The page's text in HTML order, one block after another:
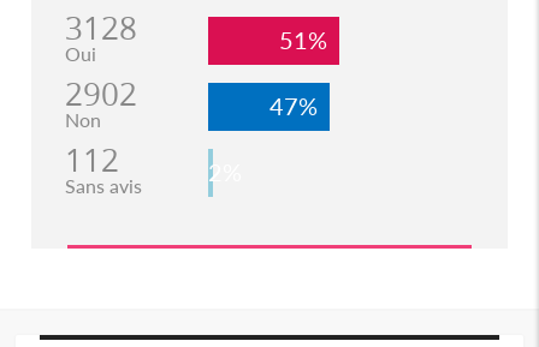
3128
Oui 51%
2902
Non 47%
112
Sans avis 2%